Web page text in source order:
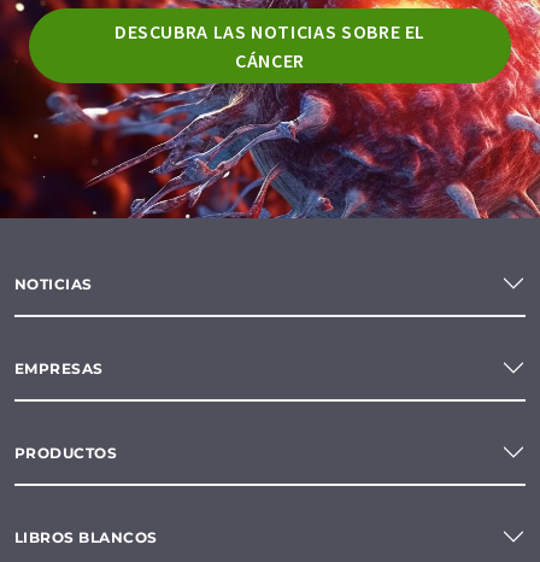
DESCUBRA LAS NOTICIAS SOBRE EL
CÁNCER
NOTICIAS
EMPRESAS
PRODUCTOS
LIBROS BLANCOS